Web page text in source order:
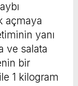
açmaya
yanı
ve salata
bir
1 kilogram